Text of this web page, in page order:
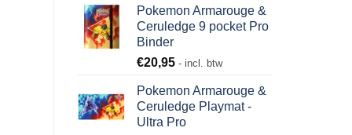
Pokemon Armarouge &
Ceruledge 9 pocket Pro
Binder
€20,95 - incl. btw
Pokemon Armarouge &
Ceruledge Playmat -
Ultra Pro